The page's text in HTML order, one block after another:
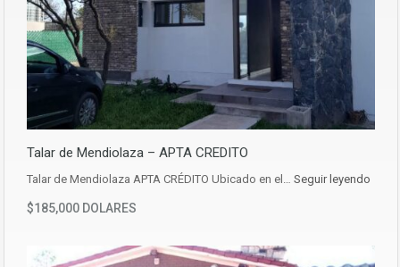
Talar de Mendiolaza – APTA CREDITO
Talar de Mendiolaza APTA CRÉDITO Ubicado en el… Seguir leyendo
$185,000 DOLARES